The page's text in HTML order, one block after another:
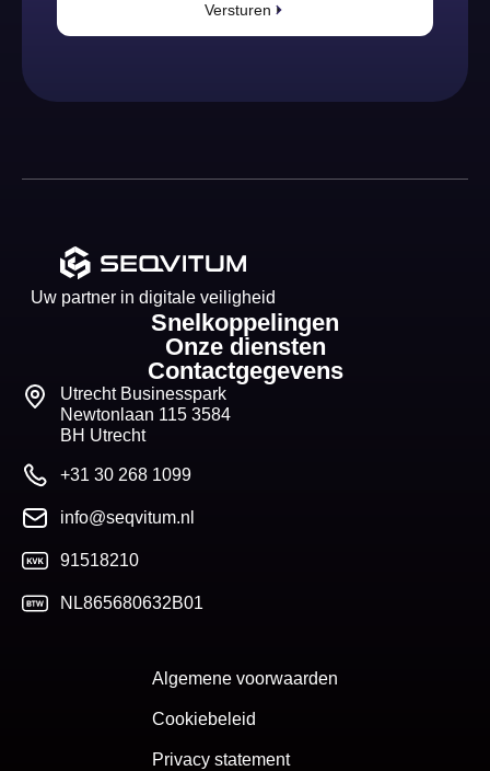
Versturen
Uw partner in digitale veiligheid
Snelkoppelingen
Onze diensten
Contactgegevens
Utrecht Businesspark
Newtonlaan 115 3584
BH Utrecht
+31 30 268 1099
info@seqvitum.nl
91518210
NL865680632B01
Algemene voorwaarden
Cookiebeleid
Privacy statement